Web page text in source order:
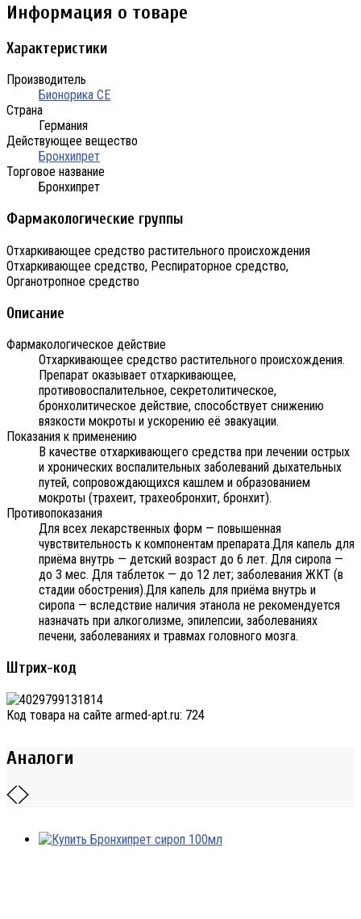
Информация о товаре
Характеристики
Производитель
Бионорика СЕ
Страна
Германия
Действующее вещество
Бронхипрет
Торговое название
Бронхипрет
Фармакологические группы
Отхаркивающее средство растительного происхождения
Отхаркивающее средство, Респираторное средство,
Органотропное средство
Описание
Фармакологическое действие
Отхаркивающее средство растительного происхождения.
Препарат оказывает отхаркивающее,
противовоспалительное, секретолитическое,
бронхолитическое действие, способствует снижению
вязкости мокроты и ускорению её эвакуации.
Показания к применению
В качестве отхаркивающего средства при лечении острых
и хронических воспалительных заболеваний дыхательных
путей, сопровождающихся кашлем и образованием
мокроты (трахеит, трахеобронхит, бронхит).
Противопоказания
Для всех лекарственных форм — повышенная
чувствительность к компонентам препарата.Для капель для
приёма внутрь — детский возраст до 6 лет. Для сиропа —
до 3 мес. Для таблеток — до 12 лет; заболевания ЖКТ (в
стадии обострения).Для капель для приёма внутрь и
сиропа — вследствие наличия этанола не рекомендуется
назначать при алкоголизме, эпилепсии, заболеваниях
печени, заболеваниях и травмах головного мозга.
Штрих-код
Код товара на сайте armed-apt.ru: 724
Аналоги